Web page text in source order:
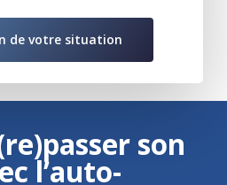
de votre situation
son
l’auto-